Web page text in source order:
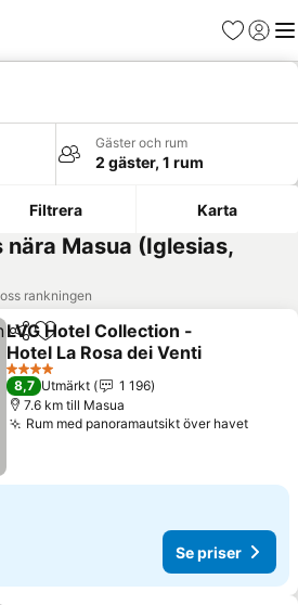
Favoriter
Logga
Gäster och rum
2 gäster, 1 rum
Filtrera Karta
nära Masua (Iglesias,
rankningen
Dela Lägg till i Mina Favoriter
LVG Hotel Collection -
Hotel La Rosa dei Venti
Se priser
4 Stjärnor
8,7 Utmärkt
1 196
7.6 km till Masua
Rum med panoramautsikt över havetSe
Se priser